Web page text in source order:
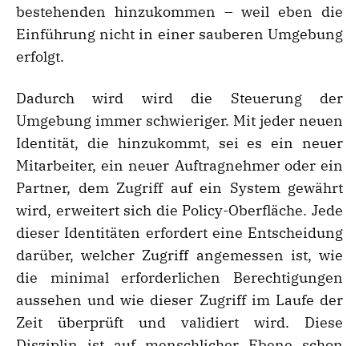
bestehenden hinzukommen – weil eben die
Einführung nicht in einer sauberen Umgebung
erfolgt.
Dadurch wird wird die Steuerung der
Umgebung immer schwieriger. Mit jeder neuen
Identität, die hinzukommt, sei es ein neuer
Mitarbeiter, ein neuer Auftragnehmer oder ein
Partner, dem Zugriff auf ein System gewährt
wird, erweitert sich die Policy-Oberfläche. Jede
dieser Identitäten erfordert eine Entscheidung
darüber, welcher Zugriff angemessen ist, wie
die minimal erforderlichen Berechtigungen
aussehen und wie dieser Zugriff im Laufe der
Zeit überprüft und validiert wird. Diese